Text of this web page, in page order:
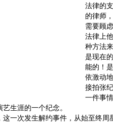
法律的
的律师
需要顾
法律上
种方法
是现在
能的！
依激动
接拍张
一件事
生涯的一个纪念。
次发生解约事件，从始至终周